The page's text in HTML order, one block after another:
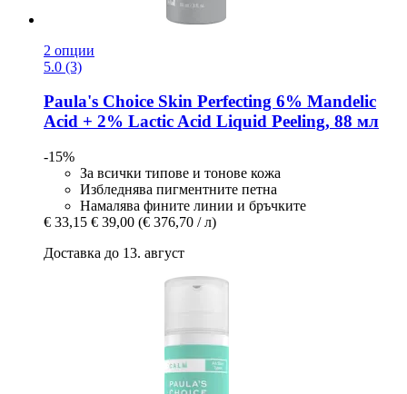
2 опции
5.0 (3)
Paula's Choice Skin Perfecting 6% Mandelic
Acid + 2% Lactic Acid Liquid Peeling, 88 мл
-15%
За всички типове и тонове кожа
Избледнява пигментните петна
Намалява фините линии и бръчките
€ 33,15 € 39,00 (€ 376,70 / л)
Доставка до 13. август